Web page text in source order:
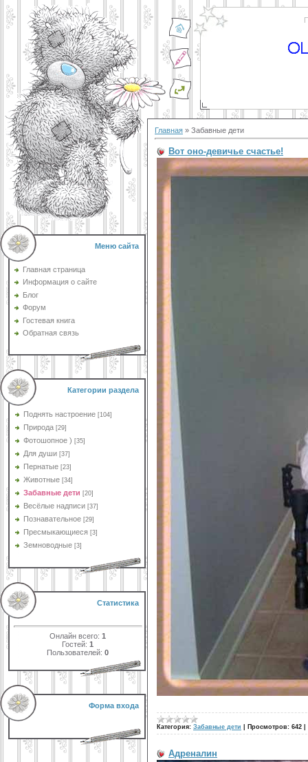
Меню сайта
Главная страница
Информация о сайте
Блог
Форум
Гостевая книга
Обратная связь
Категории раздела
Поднять настроение [104]
Природа [29]
Фотошопное ) [35]
Для души [37]
Пернатые [23]
Животные [34]
Забавные дети [20]
Весёлые надписи [37]
Познавательное [29]
Пресмыкающиеся [3]
Земноводные [3]
Статистика
Онлайн всего:1
Гостей:1
Пользователей:0
Форма входа
Главная » Забавные дети
Вот оно-девичье счастье!
Категория: Забавные дети Просмотров: 642
Адреналин